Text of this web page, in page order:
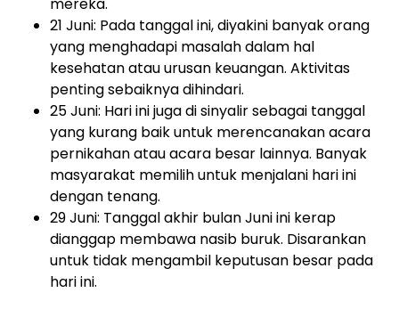
21 Juni: Pada tanggal ini, diyakini banyak orang
yang menghadapi masalah dalam hal
kesehatan atau urusan keuangan. Aktivitas
penting sebaiknya dihindari.
25 Juni: Hari ini juga di sinyalir sebagai tanggal
yang kurang baik untuk merencanakan acara
pernikahan atau acara besar lainnya. Banyak
masyarakat memilih untuk menjalani hari ini
dengan tenang.
29 Juni: Tanggal akhir bulan Juni ini kerap
dianggap membawa nasib buruk. Disarankan
untuk tidak mengambil keputusan besar pada
hari ini.